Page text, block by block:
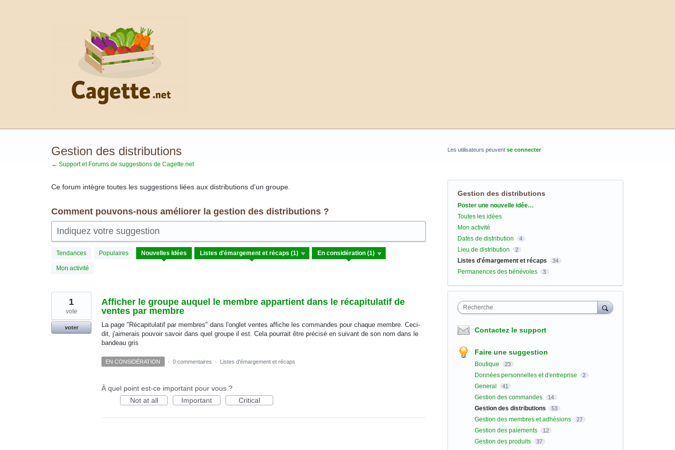
Gestion des distributions
← Support et Forums de suggestions de Cagette.net
Ce forum intègre toutes les suggestions liées aux distributions d'un groupe.
Comment pouvons-nous améliorer la gestion des distributions ?
Indiquez votre suggestion
Tendances Populaires Nouvelles Idées
Mon activité
résultat
trouvé
Afficher le groupe auquel le membre appartient dans le récapitulatif de
ventes par membre
La page "Récapitulatif par membres" dans l'onglet ventes affiche les commandes pour chaque membre. Ceci-
dit, j'aimerais pouvoir savoir dans quel groupe il est. Cela pourrait être précisé en suivant de son nom dans le
bandeau gris
1
vote
voter
EN CONSIDÉRATION · 0 commentaires · Listes d'émargement et récaps
À quel point est-ce important pour vous ?
Not at all
Important Critical
Les utilisateurs peuvent se connecter
Gestion des distributions
Catégories
Poster une nouvelle idée…
Toutes les idées
Mon activité
Dates de distribution
4
Lieu de distribution 2
Listes d'émargement et récaps 34
Permanences des bénévoles 3
Recherche
Contactez le support
Faire une suggestion
Boutique 23
Données personnelles et d'entreprise 2
General 41
Gestion des commandes 14
Gestion des distributions 53
Gestion des membres et adhésions 27
Gestion des paiements 12
Gestion des produits 37